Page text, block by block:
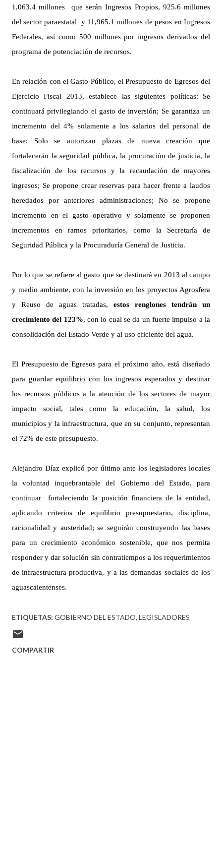
1,063.4 millones que serán Ingresos Propios, 925.6 millones
del sector paraestatal y 11,965.1 millones de pesos en Ingresos
Federales, así como 500 millones por ingresos derivados del
programa de potenciación de recursos.
En relación con el Gasto Público, el Presupuesto de Egresos del
Ejercicio Fiscal 2013, establece las siguientes políticas: Se
continuará privilegiando el gasto de inversión; Se garantiza un
incremento del 4% solamente a los salarios del personal de
base; Solo se autorizan plazas de nueva creación que
fortalecerán la seguridad pública, la procuración de justicia, la
fiscalización de los recursos y la recaudación de mayores
ingresos; Se propone crear reservas para hacer frente a laudos
heredados por anteriores administraciones; No se propone
incremento en el gasto operativo y solamente se proponen
incrementos en ramos prioritarios, como la Secretaría de
Seguridad Pública y la Procuraduría General de Justicia.
Por lo que se refiere al gasto que se destinará en 2013 al campo
y medio ambiente, con la inversión en los proyectos Agrosfera
y Reuso de aguas tratadas, estos renglones tendrán un
crecimiento del 123%, con lo cual se da un fuerte impulso a la
consolidación del Estado Verde y al uso eficiente del agua.
El Presupuesto de Egresos para el próximo año, está diseñado
para guardar equilibrio con los ingresos esperados y destinar
los recursos públicos a la atención de los sectores de mayor
impacto social, tales como la educación, la salud, los
municipios y la infraestructura, que en su conjunto, representan
el 72% de este presupuesto.
Alejandro Díaz explicó por último ante los legisladores locales
la voluntad inquebrantable del Gobierno del Estado, para
continuar fortaleciendo la posición financiera de la entidad,
aplicando criterios de equilibrio presupuestario, disciplina,
racionalidad y austeridad; se seguirán construyendo las bases
para un crecimiento económico sostenible, que nos permita
responder y dar solución sin contratiempos a los requerimientos
de infraestructura productiva, y a las demandas sociales de los
aguascalentenses.
ETIQUETAS: GOBIERNO DEL ESTADO LEGISLADORES
COMPARTIR